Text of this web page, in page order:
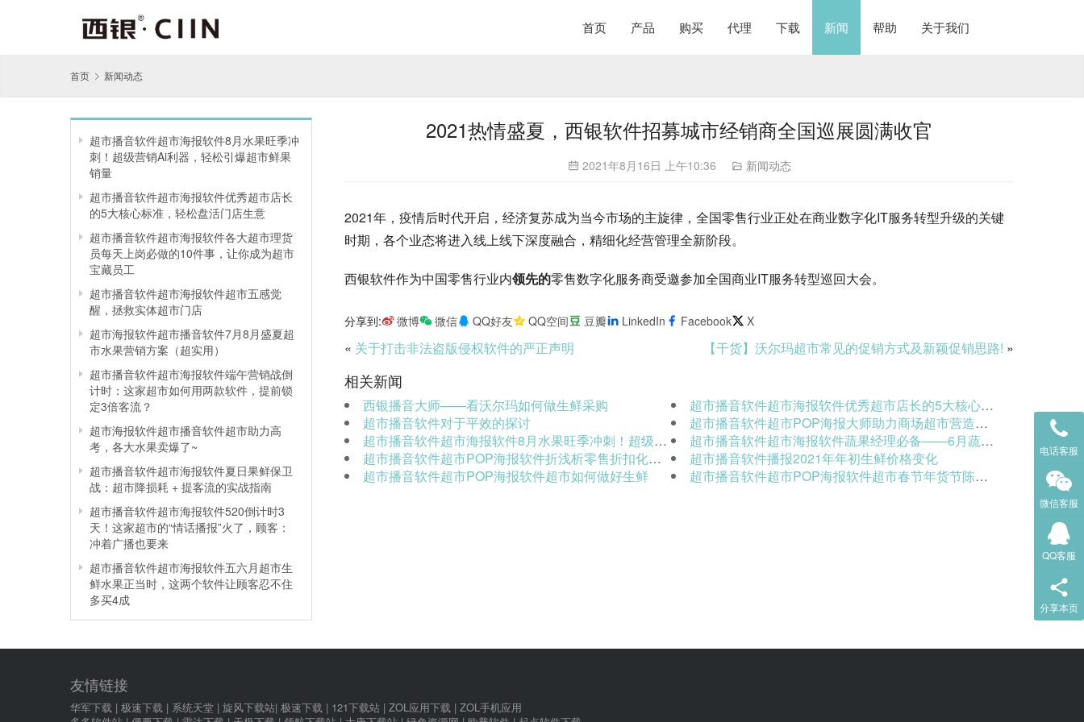
首页 产品 购买 代理 下载 新闻 帮助 关于我们
首页 新闻动态
超市播音软件超市海报软件8月水果旺季冲
刺！超级营销Ai利器，轻松引爆超市鲜果
销量
超市播音软件超市海报软件优秀超市店长
的5大核心标准，轻松盘活门店生意
超市播音软件超市海报软件各大超市理货
员每天上岗必做的10件事，让你成为超市
宝藏员工
超市播音软件超市海报软件超市五感觉
醒，拯救实体超市门店
超市海报软件超市播音软件7月8月盛夏超
市水果营销方案（超实用）
超市播音软件超市海报软件端午营销战倒
计时：这家超市如何用两款软件，提前锁
定3倍客流？
超市海报软件超市播音软件超市助力高
考，各大水果卖爆了~
超市播音软件超市海报软件夏日果鲜保卫
战：超市降损耗 + 提客流的实战指南
超市播音软件超市海报软件520倒计时3
天！这家超市的“情话播报”火了，顾客：
冲着广播也要来
超市播音软件超市海报软件五六月超市生
鲜水果正当时，这两个软件让顾客忍不住
多买4成
2021热情盛夏，西银软件招募城市经销商全国巡展圆满收官
2021年8月16日 上午10:36 新闻动态
2021年，疫情后时代开启，经济复苏成为当今市场的主旋律，全国零售行业正处在商业数字化IT服务转型升级的关键
时期，各个业态将进入线上线下深度融合，精细化经营管理全新阶段。
西银软件作为中国零售行业内领先的零售数字化服务商受邀参加全国商业IT服务转型巡回大会。
分享到: 微博 微信 QQ好友 QQ空间 豆瓣 LinkedIn Facebook X
« 关于打击非法盗版侵权软件的严正声明 【干货】沃尔玛超市常见的促销方式及新颖促销思路! »
相关新闻
西银播音大师——看沃尔玛如何做生鲜采购
超市播音软件超市海报软件优秀超市店长的5大核心标准，轻松盘活门店生意
超市播音软件对于平效的探讨
超市播音软件超市POP海报大师助力商场超市营造火爆热闹的现场氛围
超市播音软件超市海报软件8月水果旺季冲刺！超级营销Ai利器，轻松引爆超市鲜果销量
超市播音软件超市海报软件蔬果经理必备——6月蔬菜品类实操秘籍
超市播音软件超市POP海报软件折浅析零售折扣化的供应链策略
超市播音软件播报2021年年初生鲜价格变化
超市播音软件超市POP海报软件超市如何做好生鲜
超市播音软件超市POP海报软件超市春节年货节陈列指南（可直接用）
友情链接
华军下载 | 极速下载 | 系统天堂 | 旋风下载站| 极速下载 | 121下载站 | ZOL应用下载 | ZOL手机应用
电话客服
微信客服
QQ客服
分享本页